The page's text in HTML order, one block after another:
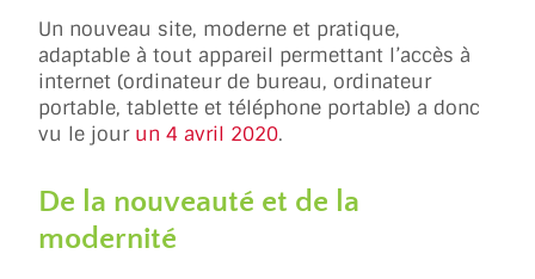
Un nouveau site, moderne et pratique,
adaptable à tout appareil permettant l’accès à
internet (ordinateur de bureau, ordinateur
portable, tablette et téléphone portable) a donc
vu le jour un 4 avril 2020.
De la nouveauté et de la
modernité